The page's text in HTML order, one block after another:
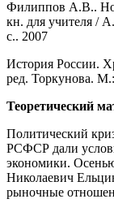
Филиппов А.В..
кн. для учителя
с.. 2007
История России.
ред. Торкунова.
Теоретический
Политический
РСФСР дали
экономики.
Николаевич
рыночные